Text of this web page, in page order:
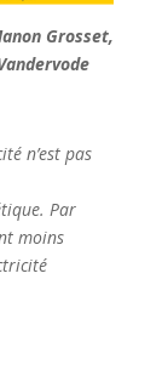
Grosset,
n’est pas
Par
moins